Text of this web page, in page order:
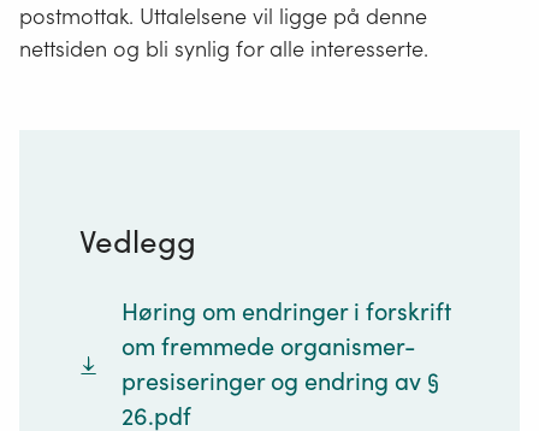
postmottak. Uttalelsene vil ligge på denne
nettsiden og bli synlig for alle interesserte.
Vedlegg
Høring om endringer i forskrift
om fremmede organismer-
presiseringer og endring av §
26.pdf